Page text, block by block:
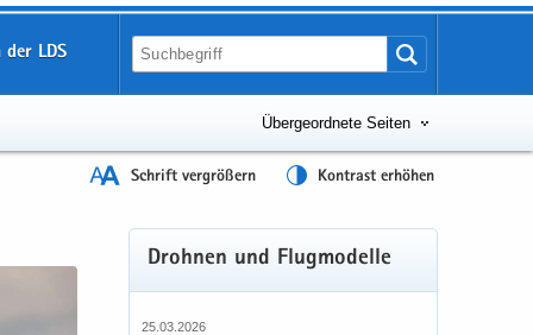
der LDS
Übergeordnete Seiten
Schrift vergrößern Kontrast erhöhen
Droh­nen und Flug­mo­del­le
25.03.2026